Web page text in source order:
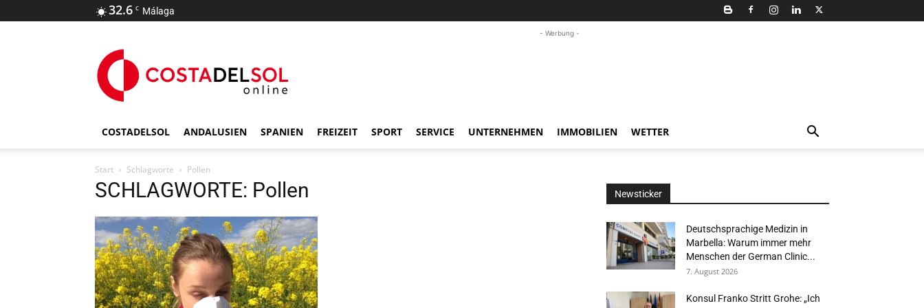
32.6 C Málaga
- Werbung -
COSTADELSOL ANDALUSIEN SPANIEN FREIZEIT SPORT SERVICE UNTERNEHMEN IMMOBILIEN WETTER
Start Schlagworte Pollen
SCHLAGWORTE: Pollen Newsticker
Deutschsprachige Medizin in
Marbella: Warum immer mehr
Menschen der German Clinic...
7. August 2026
Konsul Franko Stritt Grohe: „Ich